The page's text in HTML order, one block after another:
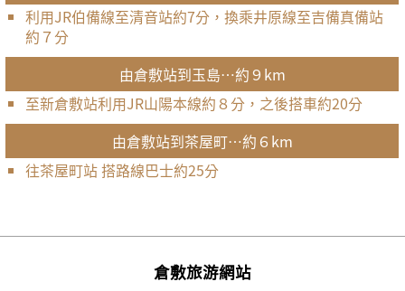
利用JR伯備線至清音站約7分，換乘井原線至吉備真備站
約７分
由倉敷站到玉島…約９km
至新倉敷站利用JR山陽本線約８分，之後搭車約20分
由倉敷站到茶屋町…約６km
往茶屋町站 搭路線巴士約25分
倉敷旅游網站